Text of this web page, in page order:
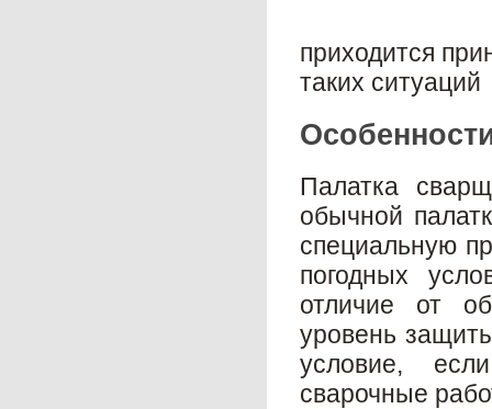
приходится
таких
Палатка
обычной
специальную
погодных
отличие от
уровень
условие,
сварочные